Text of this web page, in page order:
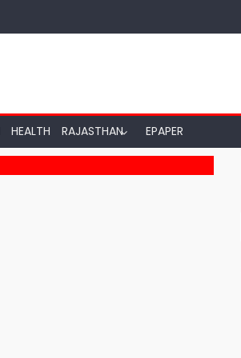
HEALTH RAJASTHAN EPAPER